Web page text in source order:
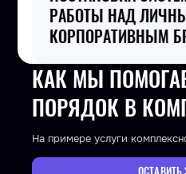
КОНТРОЛЯ
КЛЮЧ
КАК МЫ
ПОРЯДОК В
На примере услуги